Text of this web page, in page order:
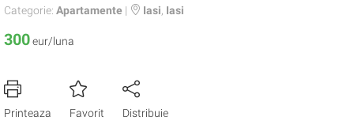
Categorie: Apartamente | Iasi Iasi
300eur/luna
Printeaza Favorit Distribuie